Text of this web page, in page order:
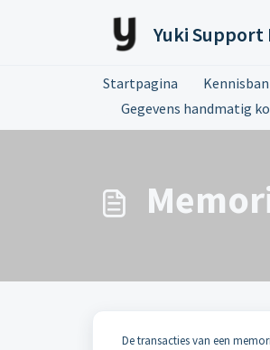
Yuki Support
Startpagina
Gegevens handmatig
De transacties van een